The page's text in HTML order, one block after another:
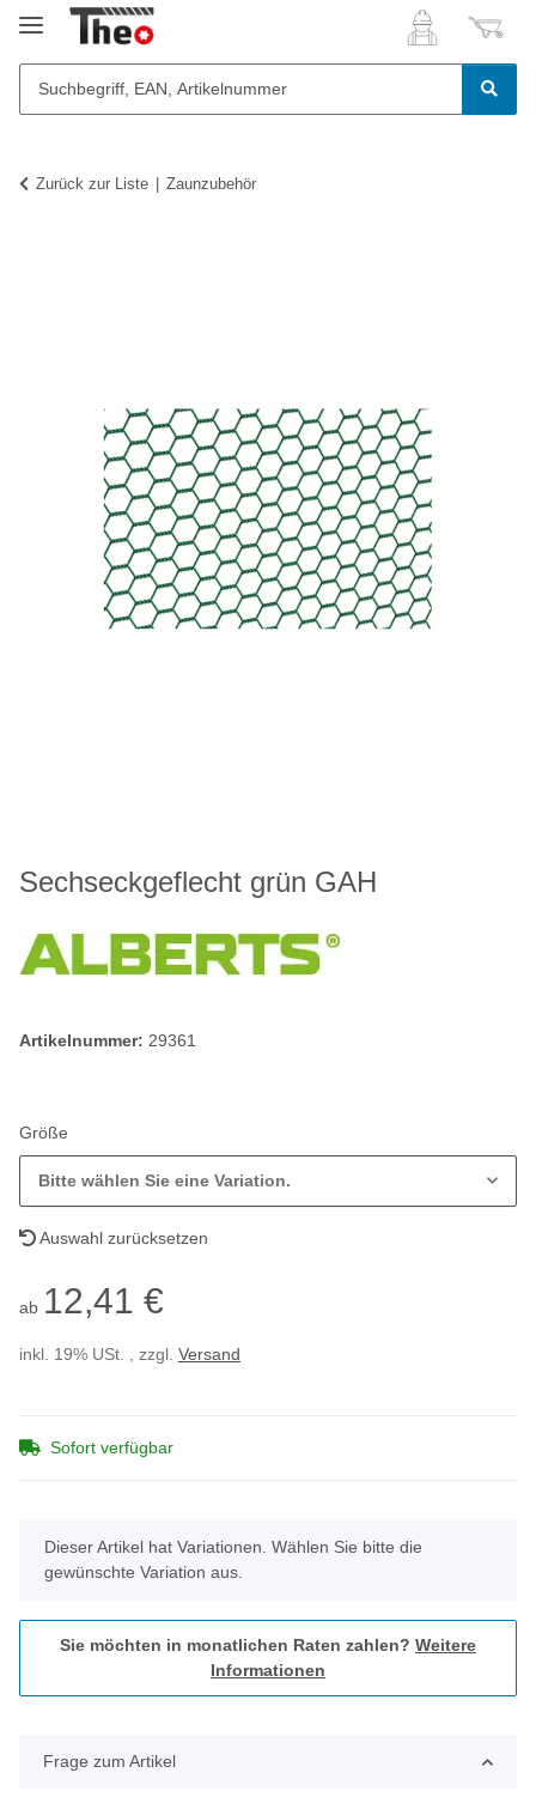
Zurück zur Liste Zaunzubehör
Sechseckgeflecht grün GAH
Artikelnummer: 29361
Größe
Bitte wählen Sie eine Variation.
Auswahl zurücksetzen
ab 12,41 €
inkl. 19% USt. , zzgl. Versand
Sofort verfügbar
x
Dieser Artikel hat Variationen. Wählen Sie bitte die
gewünschte Variation aus.
Sie möchten in monatlichen Raten zahlen? Weitere
Informationen
Frage zum Artikel